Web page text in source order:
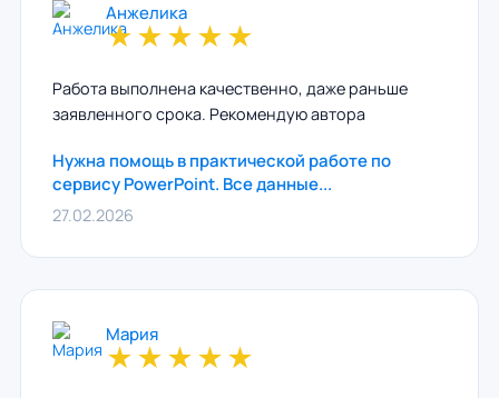
Анжелика
★★★★★
Работа выполнена качественно, даже раньше
заявленного срока. Рекомендую автора
Нужна помощь в практической работе по
сервису PowerPoint. Все данные...
27.02.2026
Мария
★★★★★